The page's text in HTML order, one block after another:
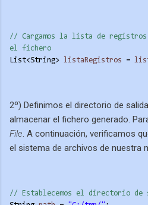
// Cargamos la lista de registros
el fichero
List<String> listaRegistros =
2º) Definimos el directorio de
almacenar el fichero generado.
File. A continuación, verificamos
el sistema de archivos de nuestra
// Establecemos el directorio de